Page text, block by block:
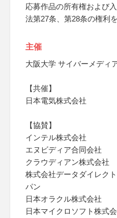
応募作品の所有権および
法第27条、第28条の権利
主催
大阪大学 サイバーメディ
【共催】
日本電気株式会社
【協賛】
インテル株式会社
エヌビディア合同会社
クラウディアン株式会社
株式会社データダイレク
パン
日本オラクル株式会社
日本マイクロソフト株式